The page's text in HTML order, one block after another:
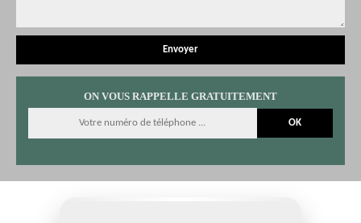
ON VOUS RAPPELLE GRATUITEMENT